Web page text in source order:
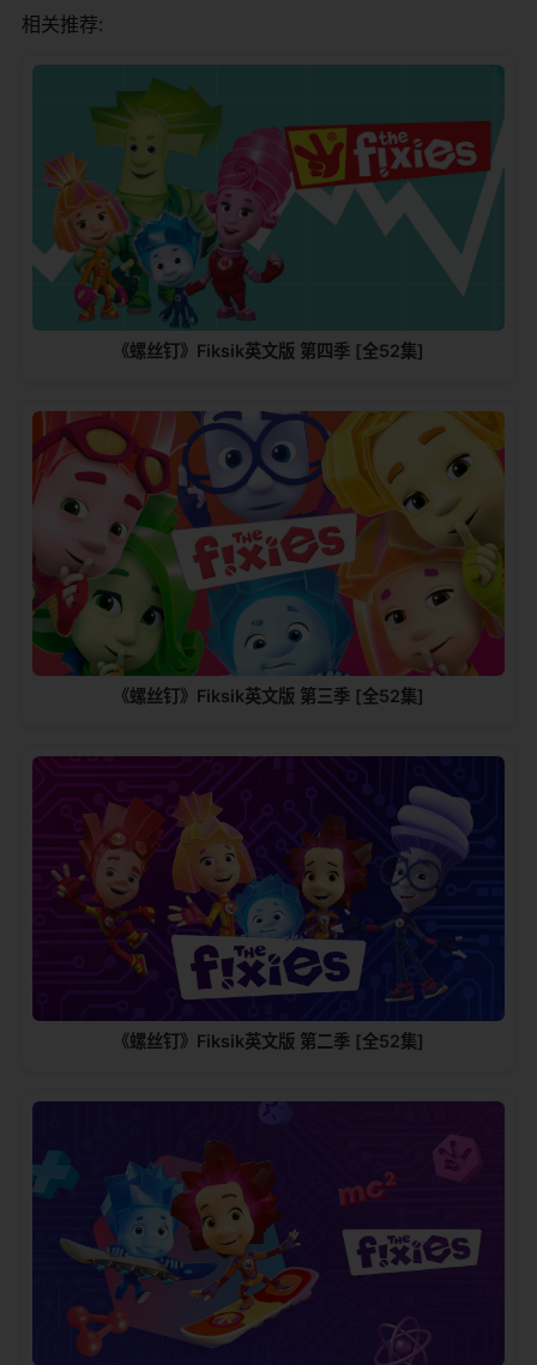
相关推荐:
《螺丝钉》Fiksik英文版 第四季 [全52集]
《螺丝钉》Fiksik英文版 第三季 [全52集]
《螺丝钉》Fiksik英文版 第二季 [全52集]